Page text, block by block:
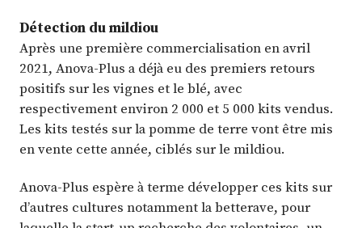
Détection du mildiou
Après une première commercialisation en avril
2021, Anova-Plus a déjà eu des premiers retours
positifs sur les vignes et le blé, avec
respectivement environ 2 000 et 5 000 kits vendus.
Les kits testés sur la pomme de terre vont être mis
en vente cette année, ciblés sur le mildiou.
Anova-Plus espère à terme développer ces kits sur
d’autres cultures notamment la betterave, pour